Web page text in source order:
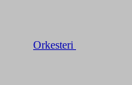
Orkesteri